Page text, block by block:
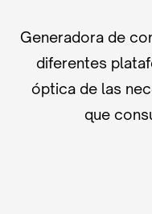
Generadora de
diferentes
óptica de las
que